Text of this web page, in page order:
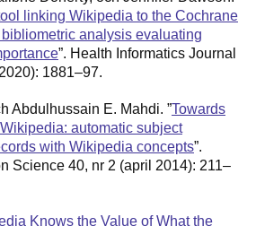
linking Wikipedia to the Cochrane
analysis evaluating
”. Health Informatics Journal
1881–97.
Abdulhussain E. Mahdi. ”Towards
automatic subject
with Wikipedia concepts”.
Science 40, nr 2 (april 2014): 211–
Knows the Value of What the